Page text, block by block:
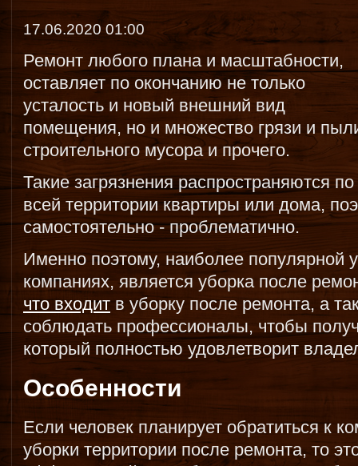
17.06.2020 01:00
Ремонт любого плана и масштабности,
оставляет по окончанию не только
усталость и новый внешний вид
помещения, но и множество грязи и
строительного мусора и прочего.
Такие загрязнения распространяются по
всей территории квартиры или дома,
самостоятельно - проблематично.
Именно поэтому, наиболее популярной
компаниях, является уборка после
что входит в уборку после ремонта, а
соблюдать профессионалы, чтобы
который полностью удовлетворит
Особенности
Если человек планирует обратиться к
уборки территории после ремонта, то